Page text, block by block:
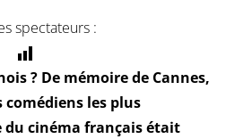
spectateurs :
? De mémoire de Cannes,
comédiens les plus
du cinéma français était